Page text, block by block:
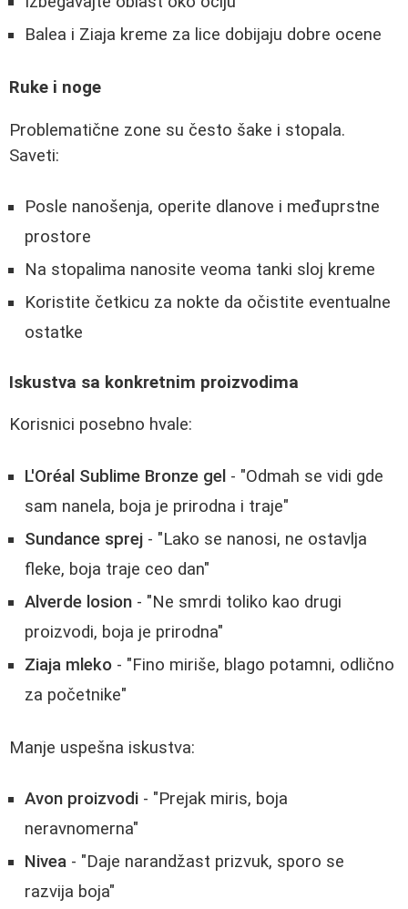
Balea i Ziaja kreme za lice dobijaju dobre ocene
Ruke i noge
Problematične zone su često šake i stopala.
Saveti:
Posle nanošenja, operite dlanove i međuprstne
prostore
Na stopalima nanosite veoma tanki sloj kreme
Koristite četkicu za nokte da očistite eventualne
ostatke
Iskustva sa konkretnim proizvodima
Korisnici posebno hvale:
L'Oréal Sublime Bronze gel - "Odmah se vidi gde
sam nanela, boja je prirodna i traje"
Sundance sprej - "Lako se nanosi, ne ostavlja
fleke, boja traje ceo dan"
Alverde losion - "Ne smrdi toliko kao drugi
proizvodi, boja je prirodna"
Ziaja mleko - "Fino miriše, blago potamni, odlično
za početnike"
Manje uspešna iskustva:
Avon proizvodi - "Prejak miris, boja
neravnomerna"
Nivea - "Daje narandžast prizvuk, sporo se
razvija boja"